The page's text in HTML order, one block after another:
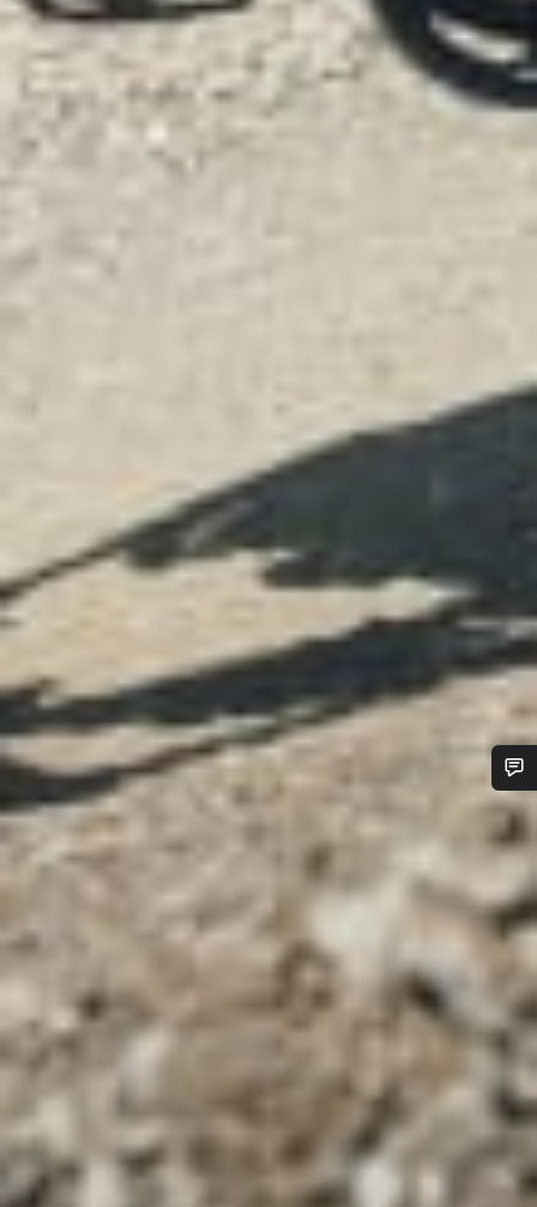
Besoin d’aide ?
Nos experts du service client vous attendent pour
répondre à vos questions.
Démarrer le Chat
Fermer